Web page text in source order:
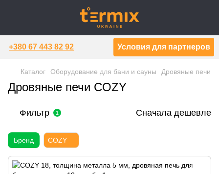
+380 67 443 82 92 Условия для партнеров
Каталог Оборудование для бани и сауны Дровяные печи
Дровяные печи COZY
Фильтр 1 Сначала дешевле
Бренд COZY